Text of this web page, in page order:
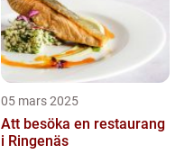
05 mars 2025
Att besöka en restaurang
i Ringenäs